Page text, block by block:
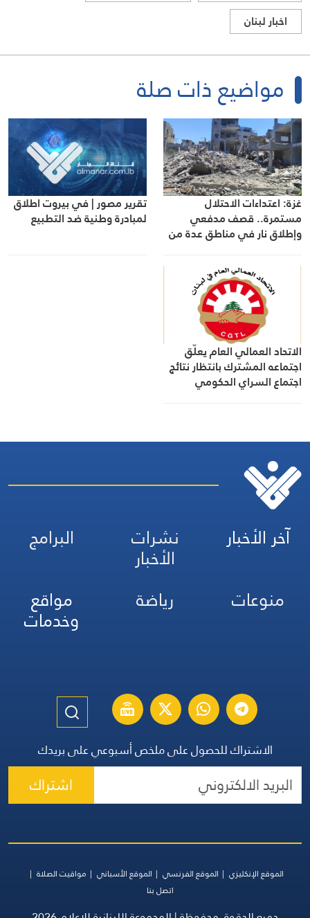
اخبار لبنان
مواضيع ذات صلة
غزة: اعتداءات الاحتلال
مستمرة.. قصف مدفعي
وإطلاق نار في مناطق عدة من
تقرير مصور | في بيروت اطلاق
لمبادرة وطنية ضد التطبيع
الاتحاد العمالي العام يعلّق
اجتماعه المشترك بانتظار نتائج
اجتماع السراي الحكومي
آخر الأخبار نشرات
الأخبار
البرامج
منوعات
رياضة مواقع
وخدمات
الاشتراك للحصول على ملخص أسبوعي على بريدك
اشتراك
الموقع الإنكليزي الموقع الفرنسي الموقع الأسباني
مواقيت الصلاة
اتصل بنا